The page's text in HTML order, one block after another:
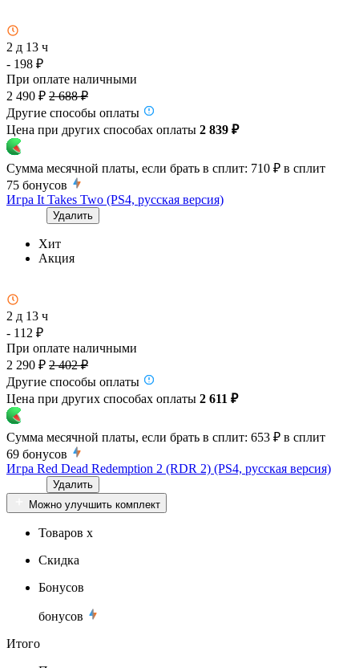
2 д 13 ч
- 198 ₽
При оплате наличными
2 490 ₽ 2 688 ₽
Другие способы оплаты
Цена при других способах оплаты 2 839 ₽
Сумма месячной платы, если брать в сплит: 710 ₽ в сплит
75 бонусов
Игра It Takes Two (PS4, русская версия)
Удалить
Хит
Акция
2 д 13 ч
- 112 ₽
При оплате наличными
2 290 ₽ 2 402 ₽
Другие способы оплаты
Цена при других способах оплаты 2 611 ₽
Сумма месячной платы, если брать в сплит: 653 ₽ в сплит
69 бонусов
Игра Red Dead Redemption 2 (RDR 2) (PS4, русская версия)
Удалить
Можно улучшить комплект
Товаров x
Скидка
Бонусов
бонусов
Итого